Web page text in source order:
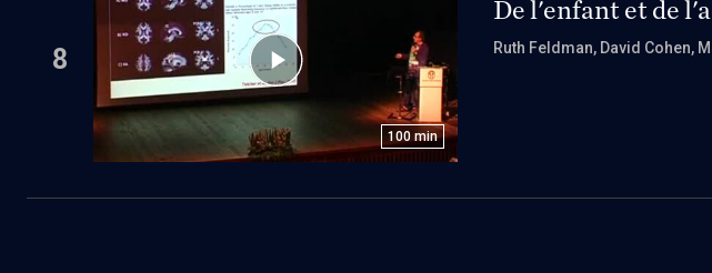
8
100 min
De l'enfant et de
Ruth Feldman, David Cohen,